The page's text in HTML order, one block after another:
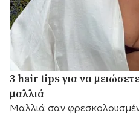
3 hair tips για να
μαλλιά
Μαλλιά σαν